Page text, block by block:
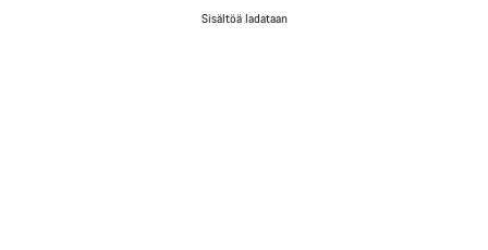
Sisältöä ladataan